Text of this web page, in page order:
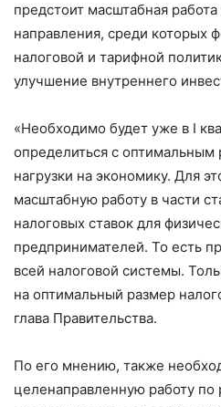
предстоит масштабная
направления, среди
налоговой и тарифной
улучшение внутреннего
«Необходимо будет уже в I
определиться с оптимальным
нагрузки на экономику. Для
масштабную работу в части
налоговых ставок для
предпринимателей. То есть
всей налоговой системы.
на оптимальный размер
глава Правительства.
По его мнению, также
целенаправленную работу